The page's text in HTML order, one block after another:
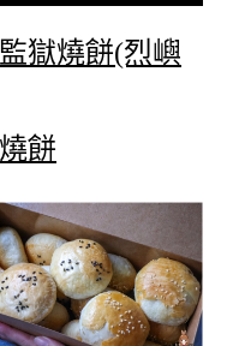
獄燒餅(烈嶼
餅